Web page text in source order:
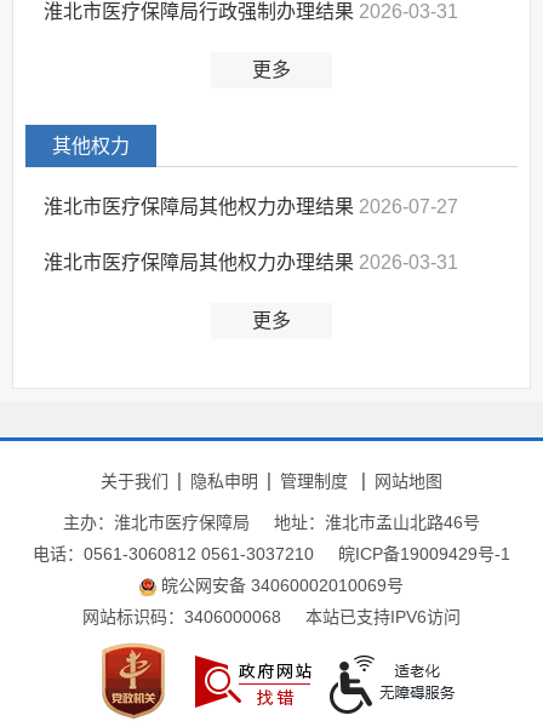
淮北市医疗保障局行政强制办理结果 2026-03-31
更多
其他权力
淮北市医疗保障局其他权力办理结果 2026-07-27
淮北市医疗保障局其他权力办理结果 2026-03-31
更多
关于我们 隐私申明 管理制度 网站地图
主办：淮北市医疗保障局
地址：淮北市孟山北路46号
电话：0561-3060812 0561-3037210
皖ICP备19009429号-1
皖公网安备 34060002010069号
网站标识码：3406000068
本站已支持IPV6访问